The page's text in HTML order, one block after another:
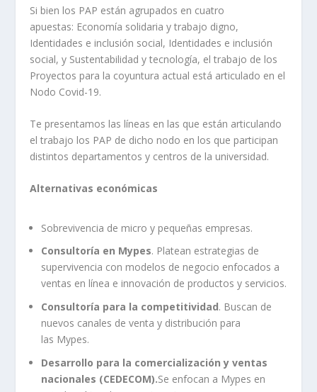
Si bien los PAP están agrupados en cuatro
apuestas: Economía solidaria y trabajo digno,
Identidades e inclusión social, Identidades e inclusión
social, y Sustentabilidad y tecnología, el trabajo de los
Proyectos para la coyuntura actual está articulado en el
Nodo Covid-19.
Te presentamos las líneas en las que están articulando
el trabajo los PAP de dicho nodo en los que participan
distintos departamentos y centros de la universidad.
Alternativas económicas
Sobrevivencia de micro y pequeñas empresas.
Consultoría en Mypes. Platean estrategias de
supervivencia con modelos de negocio enfocados a
ventas en línea e innovación de productos y servicios.
Consultoría para la competitividad. Buscan de
nuevos canales de venta y distribución para
las Mypes.
Desarrollo para la comercialización y ventas
nacionales (CEDECOM).Se enfocan a Mypes en